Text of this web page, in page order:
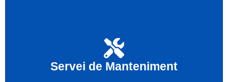
Servei de Manteniment
Realitzem el servei de manteniment d’instal·lacions
imprescindible per anticipar-nos a possibles avaries